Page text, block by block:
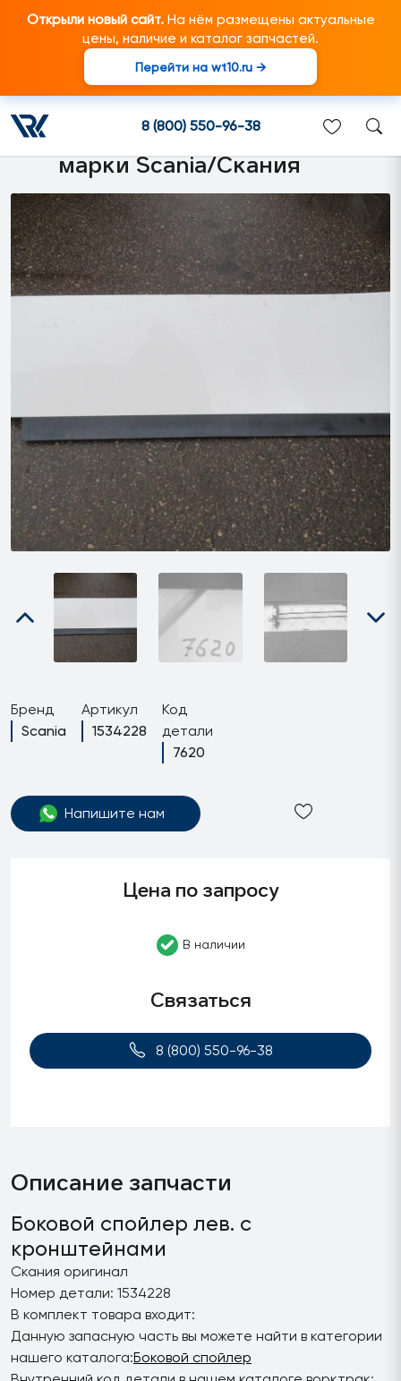
Открыли новый сайт.На нём размещены актуальные
цены, наличие и каталог запчастей.
Перейти на wt10.ru →
8 (800) 550-96-38
1534228 Боковой спойлер
лев. с кронштейнами
подходит для грузовиков
марки Scania/Скания
Бренд
Scania
Артикул
1534228
Код
детали
7620
Напишите нам
Цена по запросу
В наличии
Связаться
8 (800) 550-96-38
Описание запчасти
Боковой спойлер лев. с
кронштейнами
Скания оригинал
Номер детали: 1534228
В комплект товара входит:
Данную запасную часть вы можете найти в категории
нашего каталога:Боковой спойлер